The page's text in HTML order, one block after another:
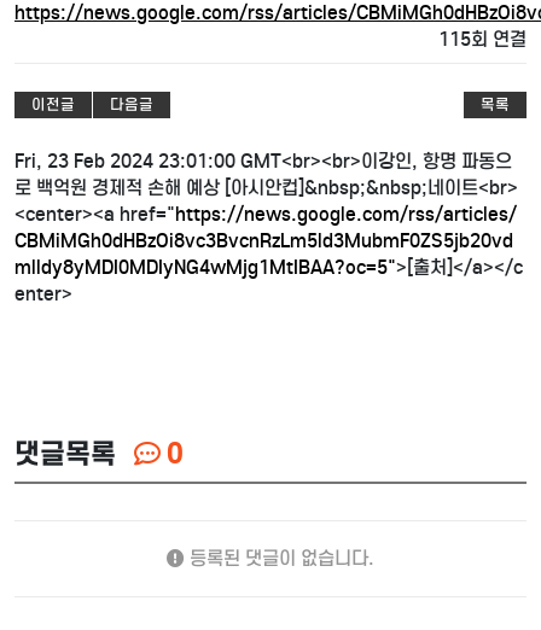
https://news.google.com/rss/articles/
115회 연결
이전글 다음글 목록
Fri, 23 Feb 2024 23:01:00 GMT<br><br>이강인, 항명 파동으
로 백억원 경제적 손해 예상 [아시안컵]&nbsp;&nbsp;네이트<br>
<center><a href="https://news.google.com/rss/articles/
CBMiMGh0dHBzOi8vc3BvcnRzLm5ld3MubmF0ZS5jb20vd
mlldy8yMDI0MDIyNG4wMjg1MtIBAA?oc=5">[출처]</a></c
enter>
댓글목록 0
등록된 댓글이 없습니다.